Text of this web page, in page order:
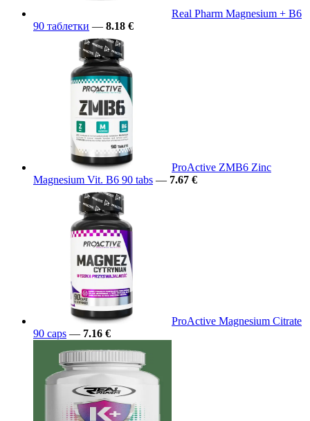
Real Pharm Magnesium + B6
90 таблетки — 8.18 €
ProActive ZMB6 Zinc
Magnesium Vit. B6 90 tabs — 7.67 €
ProActive Magnesium Citrate
90 caps — 7.16 €